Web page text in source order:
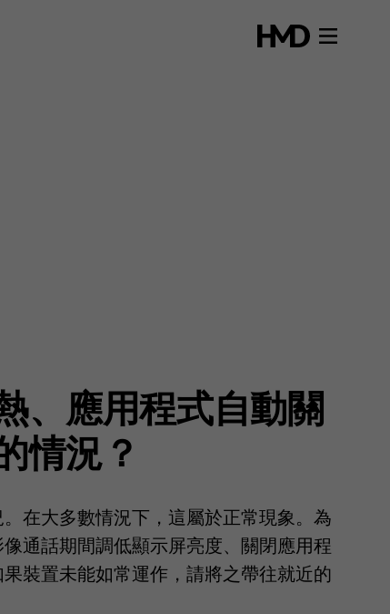
、應用程式自動關
情況？
在大多數情況下，這屬於正常現象。為
通話期間調低顯示屏亮度、關閉應用程
裝置未能如常運作，請將之帶往就近的